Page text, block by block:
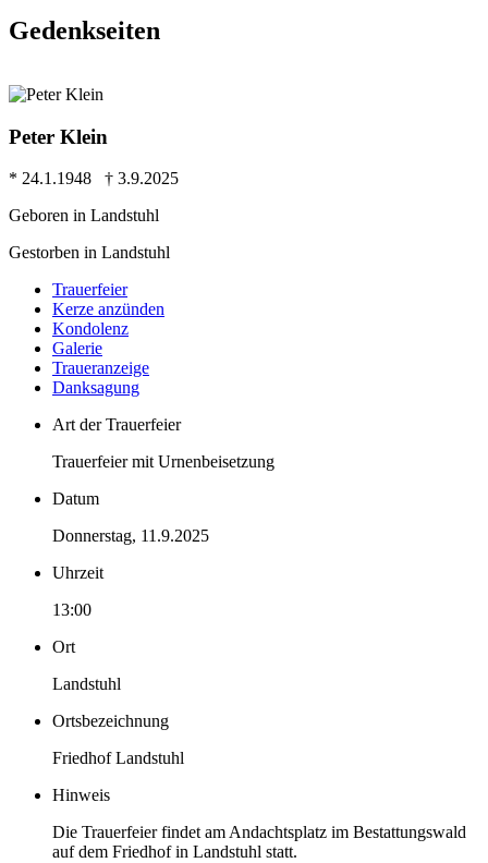
Gedenkseiten
Peter Klein
* 24.1.1948 † 3.9.2025
Geboren in Landstuhl
Gestorben in Landstuhl
Trauer­feier
Kerze anzünden
Kondo­lenz
Galerie
Trauer­anzeige
Dank­sagung
Art der Trauerfeier
Trauerfeier mit Urnenbeisetzung
Datum
Donnerstag, 11.9.2025
Uhrzeit
13:00
Ort
Landstuhl
Ortsbezeichnung
Friedhof Landstuhl
Hinweis
Die Trauerfeier findet am Andachtsplatz im Bestattungswald
auf dem Friedhof in Landstuhl statt.